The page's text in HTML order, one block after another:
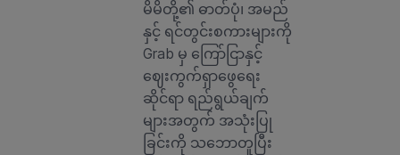
မိမိတို့၏ ဓာတ်ပုံ၊ အမည်
နှင့် ရင်တွင်းစကားများကို
Grab မှ ကြော်ငြာနှင့်
ဈေးကွက်ရှာဖွေရေး
ဆိုင်ရာ ရည်ရွယ်ချက်
များအတွက် အသုံးပြု
ခြင်းကို သဘောတူပြီး